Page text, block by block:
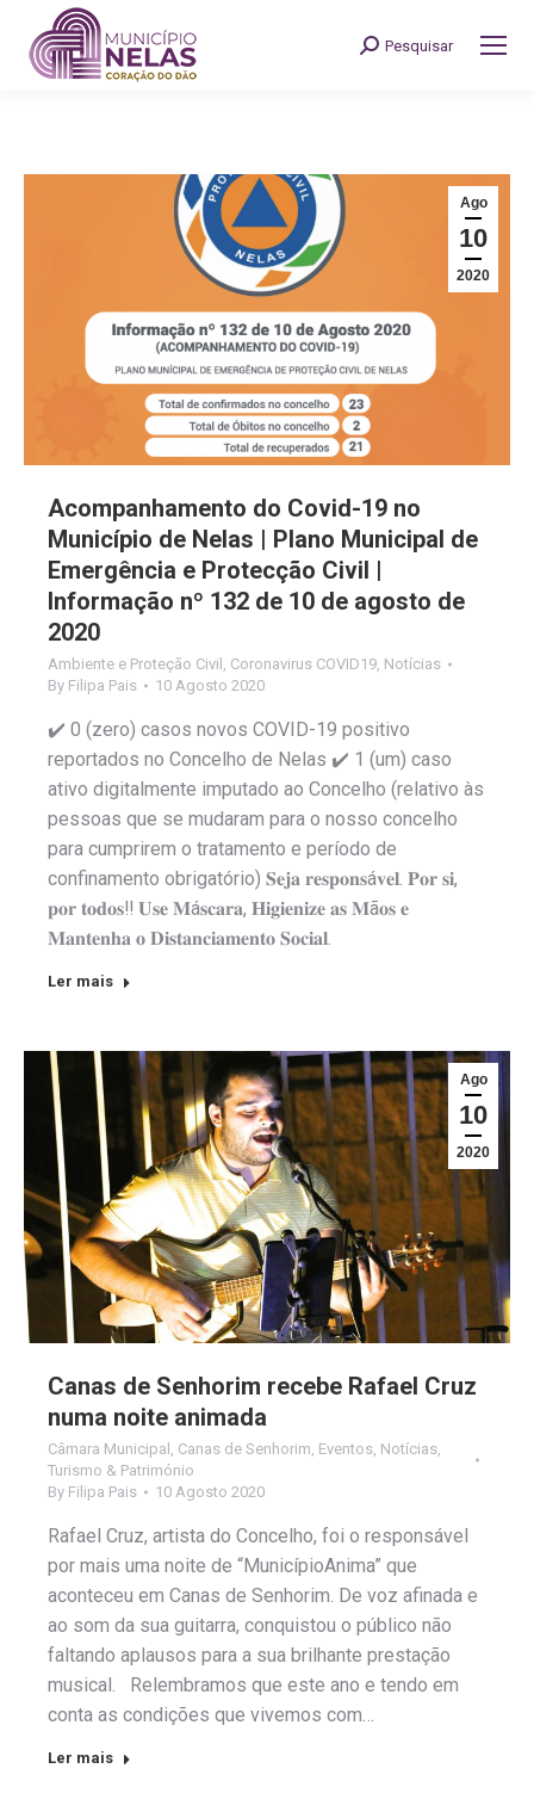
Search:
Pesquisar
Ago
10
2020
Acompanhamento do Covid-19 no
Município de Nelas | Plano Municipal de
Emergência e Protecção Civil |
Informação nº 132 de 10 de agosto de
2020
Ambiente e Proteção Civil , Coronavirus COVID19, Notícias
By Filipa Pais 10 Agosto 2020
✔️ 0 (zero) casos novos COVID-19 positivo
reportados no Concelho de Nelas ✔️ 1 (um) caso
ativo digitalmente imputado ao Concelho (relativo às
pessoas que se mudaram para o nosso concelho
para cumprirem o tratamento e período de
confinamento obrigatório) 𝐒𝐞𝐣𝐚 𝐫𝐞𝐬𝐩𝐨𝐧𝐬á𝐯𝐞𝐥. 𝐏𝐨𝐫 𝐬𝐢,
𝐩𝐨𝐫 𝐭𝐨𝐝𝐨𝐬‼️ 𝐔𝐬𝐞 𝐌á𝐬𝐜𝐚𝐫𝐚, 𝐇𝐢𝐠𝐢𝐞𝐧𝐢𝐳𝐞 𝐚𝐬 𝐌ã𝐨𝐬 𝐞
𝐌𝐚𝐧𝐭𝐞𝐧𝐡𝐚 𝐨 𝐃𝐢𝐬𝐭𝐚𝐧𝐜𝐢𝐚𝐦𝐞𝐧𝐭𝐨 𝐒𝐨𝐜𝐢𝐚𝐥.
Ler mais
Ago
10
2020
Canas de Senhorim recebe Rafael Cruz
numa noite animada
Câmara Municipal Canas de Senhorim Eventos Notícias
Turismo & Património
By Filipa Pais 10 Agosto 2020
Rafael Cruz, artista do Concelho, foi o responsável
por mais uma noite de “MunicípioAnima” que
aconteceu em Canas de Senhorim. De voz afinada e
ao som da sua guitarra, conquistou o público não
faltando aplausos para a sua brilhante prestação
musical. Relembramos que este ano e tendo em
conta as condições que vivemos com…
Ler mais